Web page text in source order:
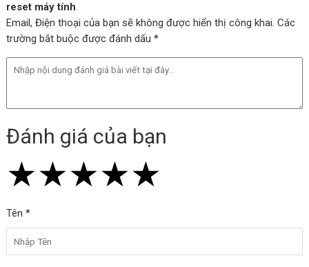
reset máy tính
Email, Điện thoại của bạn sẽ không được hiển thị công khai. Các
trường bắt buộc được đánh dấu *
Đánh giá của bạn
★
★★
★★★
★★★★
★★★★★
Tên *